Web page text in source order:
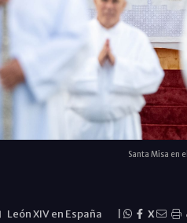
Santa Misa en
León XIV en España X